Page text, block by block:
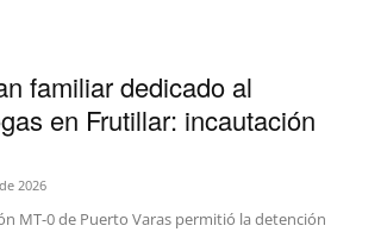
familiar dedicado al
en Frutillar: incautación
2026
MT-0 de Puerto Varas permitió la detención